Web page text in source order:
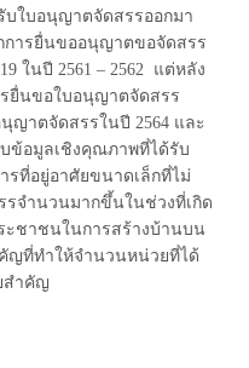
บใบอนุญาตจัดสรรออกมา
การยื่นขออนุญาตขอจัดสรร
ในปี 2561 – 2562 แต่หลัง
รยื่นขอใบอนุญาตจัดสรร
ญาตจัดสรรในปี 2564 และ
ข้อมูลเชิงคุณภาพที่ได้รับ
ที่อยู่อาศัยขนาดเล็กที่ไม่
จำนวนมากขึ้นในช่วงที่เกิด
ะชาชนในการสร้างบ้านบน
ญที่ทำให้จำนวนหน่วยที่ได้
สำคัญ